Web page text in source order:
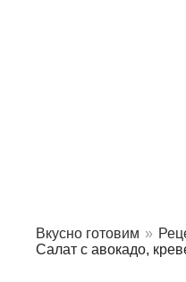
Вкусно готовим »
Салат с авокадо,